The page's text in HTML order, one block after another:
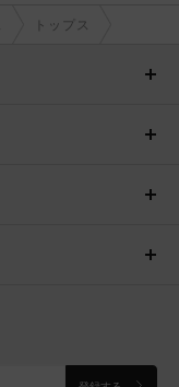
トップス